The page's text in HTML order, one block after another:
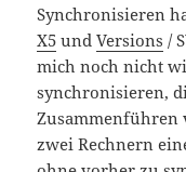
Synchronisieren
X5 undVersions /
mich noch nicht
synchronisieren,
Zusammenführen
zwei Rechnern